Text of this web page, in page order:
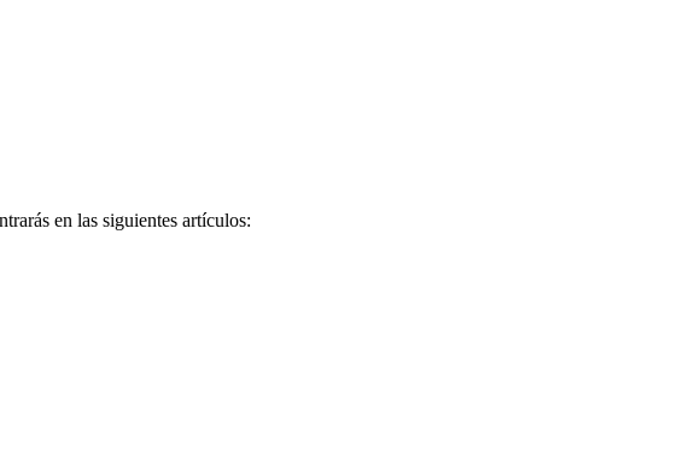
en las siguientes artículos: